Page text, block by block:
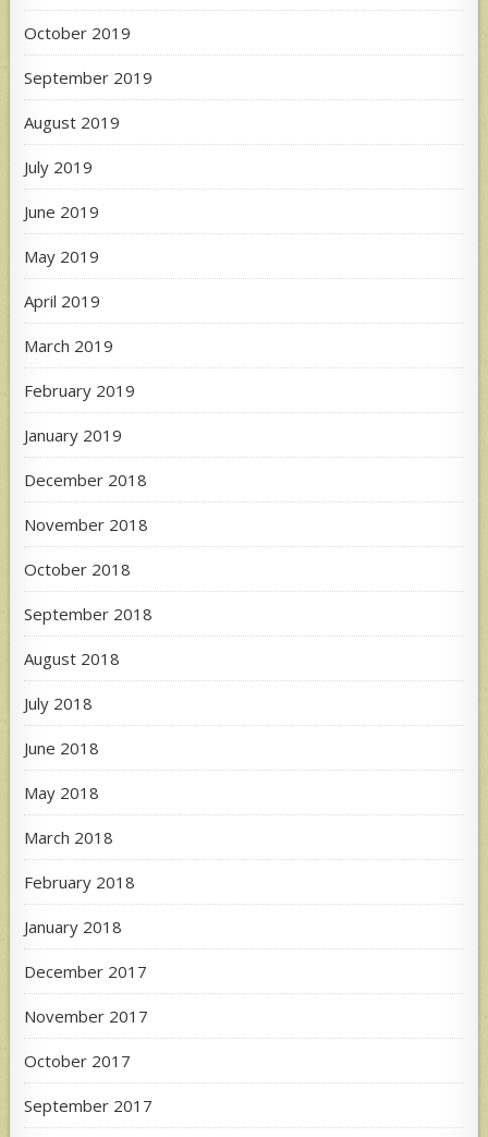
October 2019
September 2019
August 2019
July 2019
June 2019
May 2019
April 2019
March 2019
February 2019
January 2019
December 2018
November 2018
October 2018
September 2018
August 2018
July 2018
June 2018
May 2018
March 2018
February 2018
January 2018
December 2017
November 2017
October 2017
September 2017